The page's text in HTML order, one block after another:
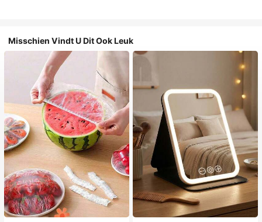
Misschien Vindt U Dit Ook Leuk